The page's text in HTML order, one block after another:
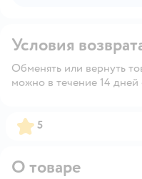
Условия
Обменять или вернуть
можно в течение 14
Рейтинг:
5
О товаре